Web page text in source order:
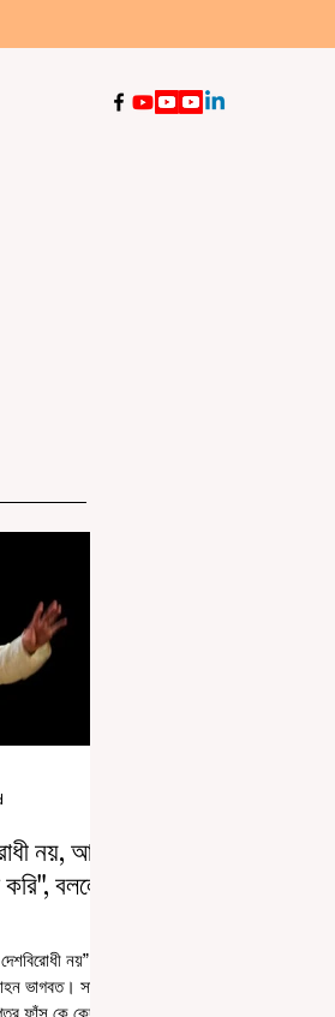
নয়, আমি
বললেন
নয়”।
ভাগবত। সারা
ফাঁস কে কেন্দ্র